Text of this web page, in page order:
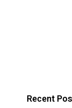
Recent